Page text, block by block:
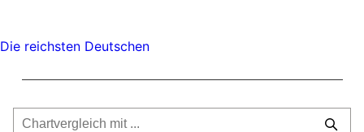
Die reichsten Deutschen